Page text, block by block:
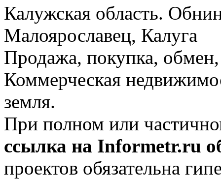
Калужская область.
Малоярославец, Калуга
Продажа, покупка, обмен,
Коммерческая
земля.
При полном или
ссылка на Informetr.ru
проектов обязательна